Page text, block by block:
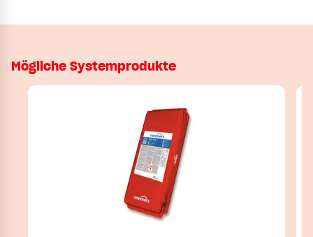
Mögliche Systemprodukte